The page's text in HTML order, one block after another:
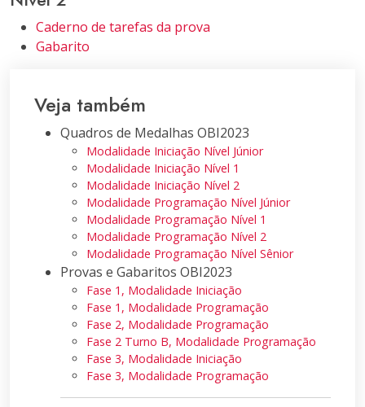
Caderno de tarefas da prova
Gabarito
Veja também
Quadros de Medalhas OBI2023
Modalidade Iniciação Nível Júnior
Modalidade Iniciação Nível 1
Modalidade Iniciação Nível 2
Modalidade Programação Nível Júnior
Modalidade Programação Nível 1
Modalidade Programação Nível 2
Modalidade Programação Nível Sênior
Provas e Gabaritos OBI2023
Fase 1, Modalidade Iniciação
Fase 1, Modalidade Programação
Fase 2, Modalidade Programação
Fase 2 Turno B, Modalidade Programação
Fase 3, Modalidade Iniciação
Fase 3, Modalidade Programação